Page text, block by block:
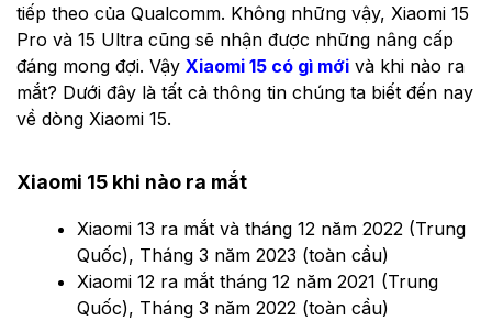
tiếp theo của Qualcomm. Không những vậy, Xiaomi 15
Pro và 15 Ultra cũng sẽ nhận được những nâng cấp
đáng mong đợi. Vậy Xiaomi 15 có gì mới và khi nào ra
mắt? Dưới đây là tất cả thông tin chúng ta biết đến nay
về dòng Xiaomi 15.
Xiaomi 15 khi nào ra mắt
Xiaomi 13 ra mắt và tháng 12 năm 2022 (Trung
Quốc), Tháng 3 năm 2023 (toàn cầu)
Xiaomi 12 ra mắt tháng 12 năm 2021 (Trung
Quốc), Tháng 3 năm 2022 (toàn cầu)